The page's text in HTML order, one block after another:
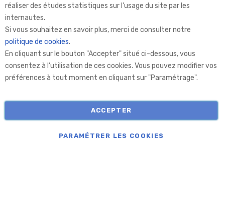
Aprolis Selection
Aprolis
réaliser des études statistiques sur l’usage du site par les
internautes.
Si vous souhaitez en savoir plus, merci de consulter notre
politique de cookies.
En cliquant sur le bouton "Accepter" situé ci-dessous, vous
consentez à l’utilisation de ces cookies. Vous pouvez modifier vos
préférences à tout moment en cliquant sur "Paramétrage".
ACCEPTER
PARAMÉTRER LES COOKIES